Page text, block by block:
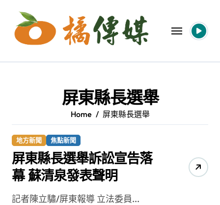
content
屏東縣長選舉
Home 屏東縣長選舉
地方新聞 焦點新聞
屏東縣長選舉訴訟宣告落
幕 蘇清泉發表聲明
記者陳立驌/屏東報導 立法委員...